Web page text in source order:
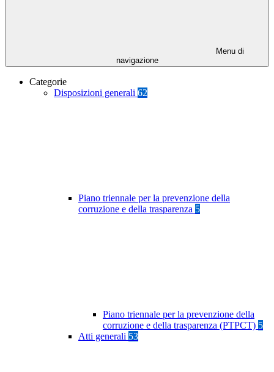
Menu di
navigazione
Categorie
Disposizioni generali 62
Piano triennale per la prevenzione della
corruzione e della trasparenza 5
Piano triennale per la prevenzione della
corruzione e della trasparenza (PTPCT) 5
Atti generali 53